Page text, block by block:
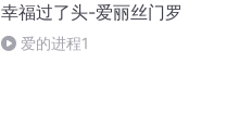
幸福过了头-爱丽丝门罗
爱的进程1